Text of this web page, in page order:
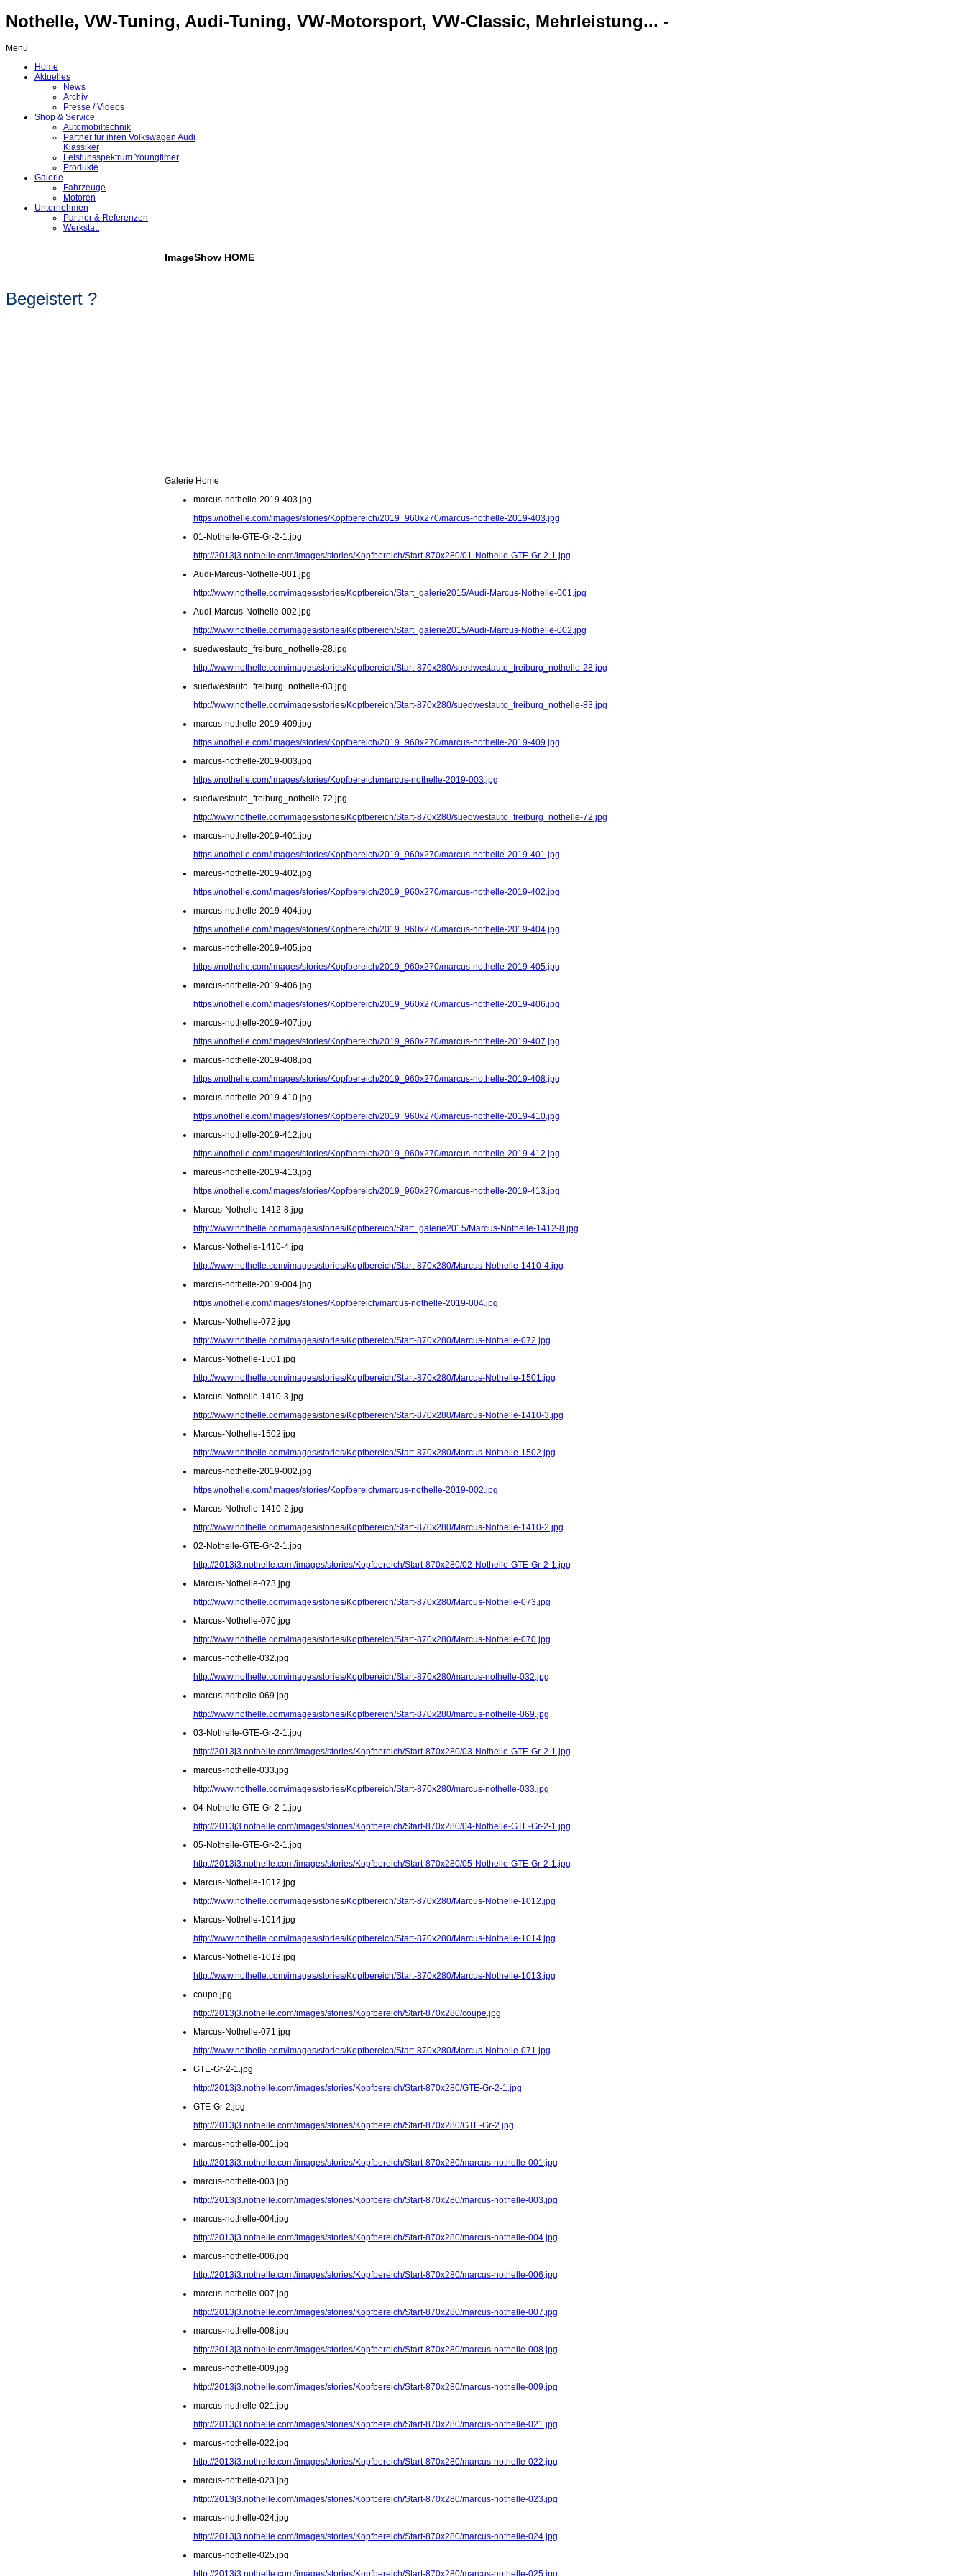
Nothelle, VW-Tuning, Audi-Tuning, VW-Motorsport, VW-Classic, Mehrleistung... -
Menü
Home
Aktuelles
News
Archiv
Presse / Videos
Shop & Service
Automobiltechnik
Partner für ihren Volkswagen Audi
Klassiker
Leistunsspektrum Youngtimer
Produkte
Galerie
Fahrzeuge
Motoren
Unternehmen
Partner & Referenzen
Werkstatt
ImageShow HOME
Galerie Home
marcus-nothelle-2019-403.jpg
https://nothelle.com/images/stories/Kopfbereich/2019_960x270/marcus-nothelle-2019-403.jpg
01-Nothelle-GTE-Gr-2-1.jpg
http://2013j3.nothelle.com/images/stories/Kopfbereich/Start-870x280/01-Nothelle-GTE-Gr-2-1.jpg
Audi-Marcus-Nothelle-001.jpg
http://www.nothelle.com/images/stories/Kopfbereich/Start_galerie2015/Audi-Marcus-Nothelle-001.jpg
Audi-Marcus-Nothelle-002.jpg
http://www.nothelle.com/images/stories/Kopfbereich/Start_galerie2015/Audi-Marcus-Nothelle-002.jpg
suedwestauto_freiburg_nothelle-28.jpg
http://www.nothelle.com/images/stories/Kopfbereich/Start-870x280/suedwestauto_freiburg_nothelle-28.jpg
suedwestauto_freiburg_nothelle-83.jpg
http://www.nothelle.com/images/stories/Kopfbereich/Start-870x280/suedwestauto_freiburg_nothelle-83.jpg
marcus-nothelle-2019-409.jpg
https://nothelle.com/images/stories/Kopfbereich/2019_960x270/marcus-nothelle-2019-409.jpg
marcus-nothelle-2019-003.jpg
https://nothelle.com/images/stories/Kopfbereich/marcus-nothelle-2019-003.jpg
suedwestauto_freiburg_nothelle-72.jpg
http://www.nothelle.com/images/stories/Kopfbereich/Start-870x280/suedwestauto_freiburg_nothelle-72.jpg
marcus-nothelle-2019-401.jpg
https://nothelle.com/images/stories/Kopfbereich/2019_960x270/marcus-nothelle-2019-401.jpg
marcus-nothelle-2019-402.jpg
https://nothelle.com/images/stories/Kopfbereich/2019_960x270/marcus-nothelle-2019-402.jpg
marcus-nothelle-2019-404.jpg
https://nothelle.com/images/stories/Kopfbereich/2019_960x270/marcus-nothelle-2019-404.jpg
marcus-nothelle-2019-405.jpg
https://nothelle.com/images/stories/Kopfbereich/2019_960x270/marcus-nothelle-2019-405.jpg
marcus-nothelle-2019-406.jpg
https://nothelle.com/images/stories/Kopfbereich/2019_960x270/marcus-nothelle-2019-406.jpg
marcus-nothelle-2019-407.jpg
https://nothelle.com/images/stories/Kopfbereich/2019_960x270/marcus-nothelle-2019-407.jpg
marcus-nothelle-2019-408.jpg
https://nothelle.com/images/stories/Kopfbereich/2019_960x270/marcus-nothelle-2019-408.jpg
marcus-nothelle-2019-410.jpg
https://nothelle.com/images/stories/Kopfbereich/2019_960x270/marcus-nothelle-2019-410.jpg
marcus-nothelle-2019-412.jpg
https://nothelle.com/images/stories/Kopfbereich/2019_960x270/marcus-nothelle-2019-412.jpg
marcus-nothelle-2019-413.jpg
https://nothelle.com/images/stories/Kopfbereich/2019_960x270/marcus-nothelle-2019-413.jpg
Marcus-Nothelle-1412-8.jpg
http://www.nothelle.com/images/stories/Kopfbereich/Start_galerie2015/Marcus-Nothelle-1412-8.jpg
Marcus-Nothelle-1410-4.jpg
http://www.nothelle.com/images/stories/Kopfbereich/Start-870x280/Marcus-Nothelle-1410-4.jpg
marcus-nothelle-2019-004.jpg
https://nothelle.com/images/stories/Kopfbereich/marcus-nothelle-2019-004.jpg
Marcus-Nothelle-072.jpg
http://www.nothelle.com/images/stories/Kopfbereich/Start-870x280/Marcus-Nothelle-072.jpg
Marcus-Nothelle-1501.jpg
http://www.nothelle.com/images/stories/Kopfbereich/Start-870x280/Marcus-Nothelle-1501.jpg
Marcus-Nothelle-1410-3.jpg
http://www.nothelle.com/images/stories/Kopfbereich/Start-870x280/Marcus-Nothelle-1410-3.jpg
Marcus-Nothelle-1502.jpg
http://www.nothelle.com/images/stories/Kopfbereich/Start-870x280/Marcus-Nothelle-1502.jpg
marcus-nothelle-2019-002.jpg
https://nothelle.com/images/stories/Kopfbereich/marcus-nothelle-2019-002.jpg
Marcus-Nothelle-1410-2.jpg
http://www.nothelle.com/images/stories/Kopfbereich/Start-870x280/Marcus-Nothelle-1410-2.jpg
02-Nothelle-GTE-Gr-2-1.jpg
http://2013j3.nothelle.com/images/stories/Kopfbereich/Start-870x280/02-Nothelle-GTE-Gr-2-1.jpg
Marcus-Nothelle-073.jpg
http://www.nothelle.com/images/stories/Kopfbereich/Start-870x280/Marcus-Nothelle-073.jpg
Marcus-Nothelle-070.jpg
http://www.nothelle.com/images/stories/Kopfbereich/Start-870x280/Marcus-Nothelle-070.jpg
marcus-nothelle-032.jpg
http://www.nothelle.com/images/stories/Kopfbereich/Start-870x280/marcus-nothelle-032.jpg
marcus-nothelle-069.jpg
http://www.nothelle.com/images/stories/Kopfbereich/Start-870x280/marcus-nothelle-069.jpg
03-Nothelle-GTE-Gr-2-1.jpg
http://2013j3.nothelle.com/images/stories/Kopfbereich/Start-870x280/03-Nothelle-GTE-Gr-2-1.jpg
marcus-nothelle-033.jpg
http://www.nothelle.com/images/stories/Kopfbereich/Start-870x280/marcus-nothelle-033.jpg
04-Nothelle-GTE-Gr-2-1.jpg
http://2013j3.nothelle.com/images/stories/Kopfbereich/Start-870x280/04-Nothelle-GTE-Gr-2-1.jpg
05-Nothelle-GTE-Gr-2-1.jpg
http://2013j3.nothelle.com/images/stories/Kopfbereich/Start-870x280/05-Nothelle-GTE-Gr-2-1.jpg
Marcus-Nothelle-1012.jpg
http://www.nothelle.com/images/stories/Kopfbereich/Start-870x280/Marcus-Nothelle-1012.jpg
Marcus-Nothelle-1014.jpg
http://www.nothelle.com/images/stories/Kopfbereich/Start-870x280/Marcus-Nothelle-1014.jpg
Marcus-Nothelle-1013.jpg
http://www.nothelle.com/images/stories/Kopfbereich/Start-870x280/Marcus-Nothelle-1013.jpg
coupe.jpg
http://2013j3.nothelle.com/images/stories/Kopfbereich/Start-870x280/coupe.jpg
Marcus-Nothelle-071.jpg
http://www.nothelle.com/images/stories/Kopfbereich/Start-870x280/Marcus-Nothelle-071.jpg
GTE-Gr-2-1.jpg
http://2013j3.nothelle.com/images/stories/Kopfbereich/Start-870x280/GTE-Gr-2-1.jpg
GTE-Gr-2.jpg
http://2013j3.nothelle.com/images/stories/Kopfbereich/Start-870x280/GTE-Gr-2.jpg
marcus-nothelle-001.jpg
http://2013j3.nothelle.com/images/stories/Kopfbereich/Start-870x280/marcus-nothelle-001.jpg
marcus-nothelle-003.jpg
http://2013j3.nothelle.com/images/stories/Kopfbereich/Start-870x280/marcus-nothelle-003.jpg
marcus-nothelle-004.jpg
http://2013j3.nothelle.com/images/stories/Kopfbereich/Start-870x280/marcus-nothelle-004.jpg
marcus-nothelle-006.jpg
http://2013j3.nothelle.com/images/stories/Kopfbereich/Start-870x280/marcus-nothelle-006.jpg
marcus-nothelle-007.jpg
http://2013j3.nothelle.com/images/stories/Kopfbereich/Start-870x280/marcus-nothelle-007.jpg
marcus-nothelle-008.jpg
http://2013j3.nothelle.com/images/stories/Kopfbereich/Start-870x280/marcus-nothelle-008.jpg
marcus-nothelle-009.jpg
http://2013j3.nothelle.com/images/stories/Kopfbereich/Start-870x280/marcus-nothelle-009.jpg
marcus-nothelle-021.jpg
http://2013j3.nothelle.com/images/stories/Kopfbereich/Start-870x280/marcus-nothelle-021.jpg
marcus-nothelle-022.jpg
http://2013j3.nothelle.com/images/stories/Kopfbereich/Start-870x280/marcus-nothelle-022.jpg
marcus-nothelle-023.jpg
http://2013j3.nothelle.com/images/stories/Kopfbereich/Start-870x280/marcus-nothelle-023.jpg
marcus-nothelle-024.jpg
http://2013j3.nothelle.com/images/stories/Kopfbereich/Start-870x280/marcus-nothelle-024.jpg
marcus-nothelle-025.jpg
Begeistert ?